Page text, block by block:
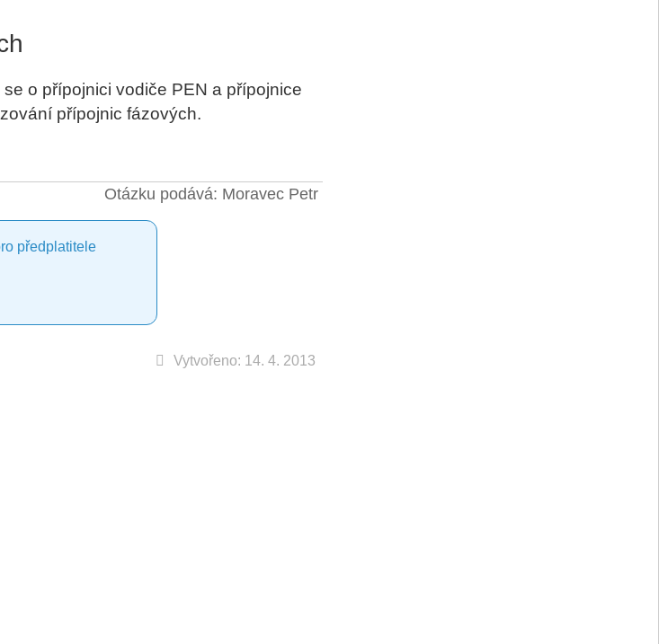
o přípojnici vodiče PEN a přípojnice
přípojnic fázových.
Otázku podává: Moravec Petr
předplatitele
Vytvořeno: 14. 4. 2013